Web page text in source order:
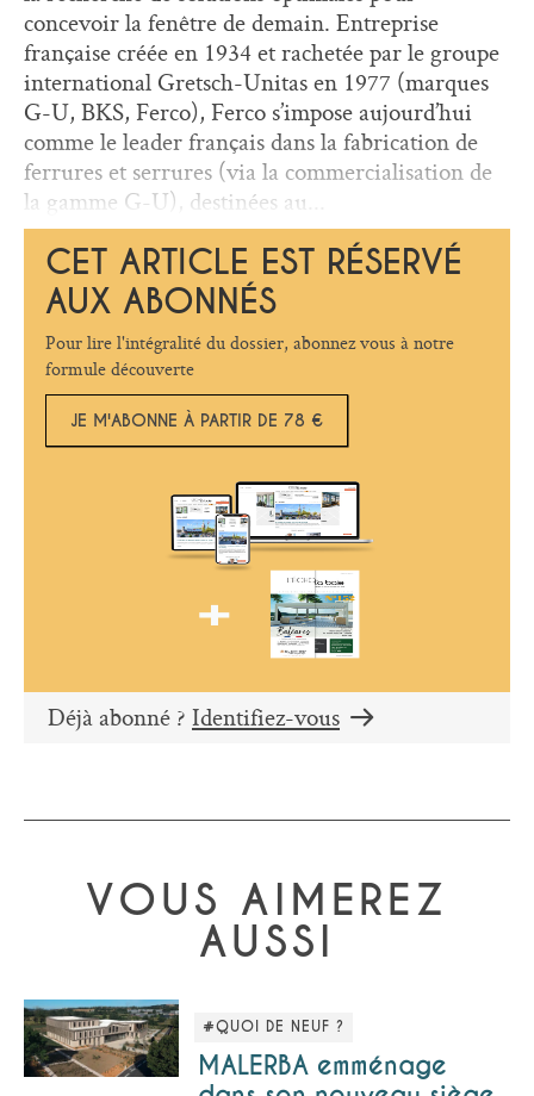
concevoir la fenêtre de demain. Entreprise
française créée en 1934 et rachetée par le groupe
international Gretsch-Unitas en 1977 (marques
G-U, BKS, Ferco), Ferco s’impose aujourd’hui
comme le leader français dans la fabrication de
ferrures et serrures (via la commercialisation de
la gamme G-U), destinées au...
CET ARTICLE EST RÉSERVÉ
AUX ABONNÉS
Pour lire l'intégralité du dossier, abonnez vous à notre
formule découverte
JE M'ABONNE À PARTIR DE 78 €
Déjà abonné ? Identifiez-vous
VOUS AIMEREZ
AUSSI
#QUOI DE NEUF ?
MALERBA emménage